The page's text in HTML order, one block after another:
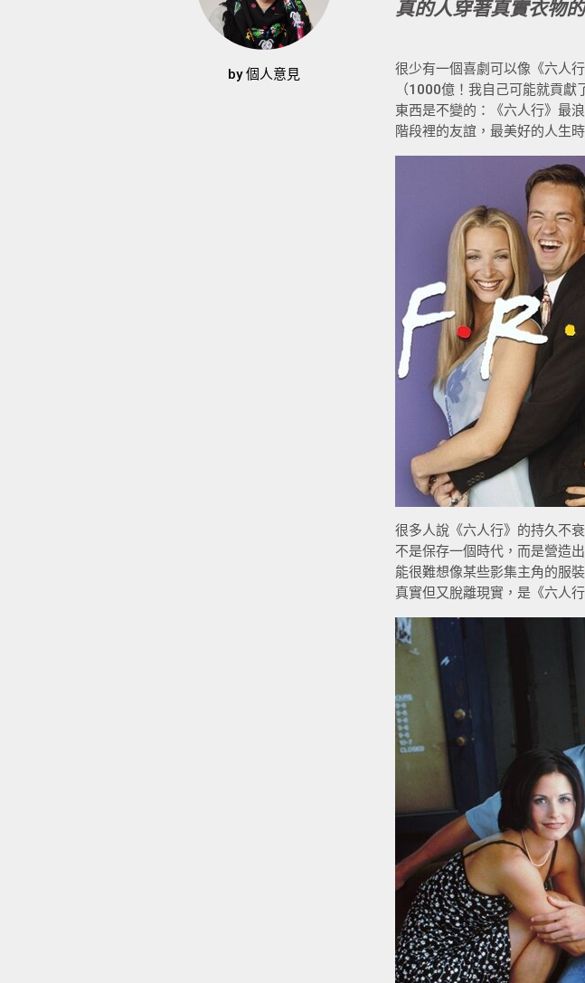
by個人意見
真的人穿著真實衣物
很少有一個喜劇可以像《六人
（1000億！我自己可能就貢
東西是不變的：《六人行》最
階段裡的友誼，最美好的人生
很多人說《六人行》的持久不
不是保存一個時代，而是營造
能很難想像某些影集主角的服
真實但又脫離現實，是《六人